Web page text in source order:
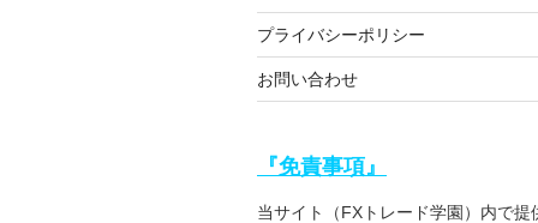
プライバシーポリシー
お問い合わせ
『免責事項』
当サイト（FXトレード学園）内で提